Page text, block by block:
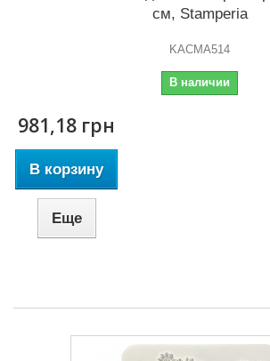
см, Stamperia
KACMA514
В наличии
981,18 грн
В корзину
Еще